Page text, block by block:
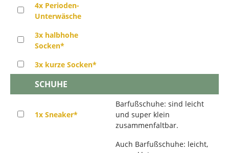
4x Perioden-
Unterwäsche
3x halbhohe
Socken*
3x kurze Socken*
SCHUHE
1x Sneaker*
Barfußschuhe: sind leicht
und super klein
zusammenfaltbar.
Auch Barfußschuhe: leicht,